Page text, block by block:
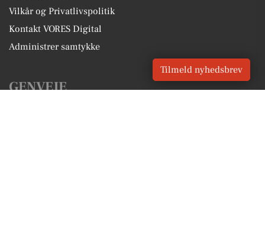
Vilkår og Privatlivspolitik
Kontakt VORES Digital
Administrer samtykke
GENVEJE
Tilmeld nyhedsbrev